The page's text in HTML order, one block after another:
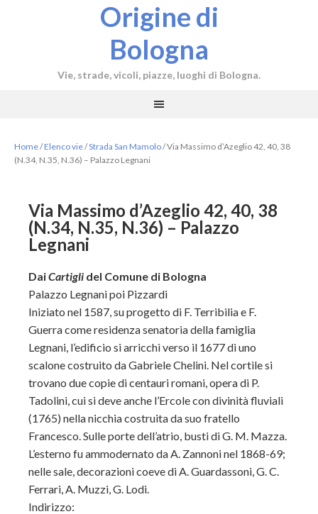
Origine di
Bologna
Vie, strade, vicoli, piazze, luoghi di Bologna.
Home/Elenco vie/Strada San Mamolo/Via Massimo d’Azeglio 42, 40, 38
(N.34, N.35, N.36) – Palazzo Legnani
Via Massimo d’Azeglio 42, 40, 38
(N.34, N.35, N.36) – Palazzo
Legnani
DaiCartigli del Comune di Bologna
Palazzo Legnani poi Pizzardi
Iniziato nel 1587, su progetto di F. Terribilia e F.
Guerra come residenza senatoria della famiglia
Legnani, l’edificio si arricchì verso il 1677 di uno
scalone costruito da Gabriele Chelini. Nel cortile si
trovano due copie di centauri romani, opera di P.
Tadolini, cui si deve anche l’Ercole con divinità fluviali
(1765) nella nicchia costruita da suo fratello
Francesco. Sulle porte dell’atrio, busti di G. M. Mazza.
L’esterno fu ammodernato da A. Zannoni nel 1868-69;
nelle sale, decorazioni coeve di A. Guardassoni, G. C.
Ferrari, A. Muzzi, G. Lodi.
Indirizzo: